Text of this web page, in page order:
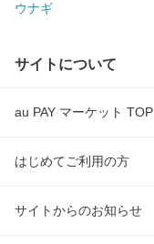
ウナギ
サイトについて
au PAY マーケット TOP
はじめてご利用の方
サイトからのお知らせ